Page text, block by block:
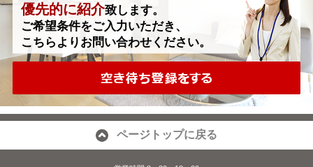
優先的に紹介致します。
ご希望条件をご入力いただき、
こちらよりお問い合わせください。
ページトップに戻る